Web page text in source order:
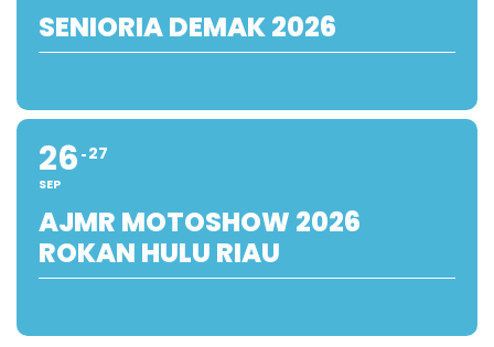
SENIORIA DEMAK 2026
26
SEP
27
AJMR MOTOSHOW 2026
ROKAN HULU RIAU